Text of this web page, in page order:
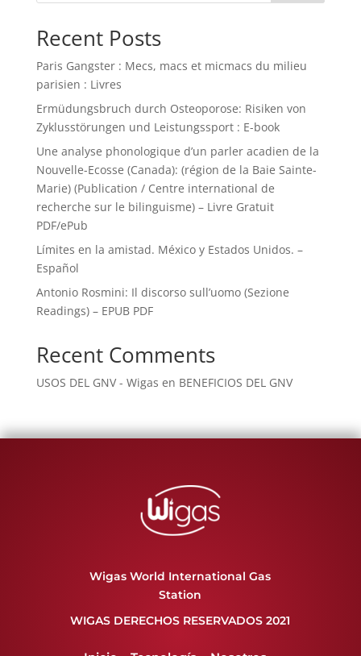
Recent Posts
Paris Gangster : Mecs, macs et micmacs du milieu
parisien : Livres
Ermüdungsbruch durch Osteoporose: Risiken von
Zyklusstörungen und Leistungssport : E-book
Une analyse phonologique d’un parler acadien de la
Nouvelle-Ecosse (Canada): (région de la Baie Sainte-
Marie) (Publication / Centre international de
recherche sur le bilinguisme) – Livre Gratuit
PDF/ePub
Límites en la amistad. México y Estados Unidos. –
Español
Antonio Rosmini: Il discorso sull’uomo (Sezione
Readings) – EPUB PDF
Recent Comments
USOS DEL GNV - Wigas en BENEFICIOS DEL GNV
Wigas World International Gas
Station
WIGAS DERECHOS RESERVADOS 2021